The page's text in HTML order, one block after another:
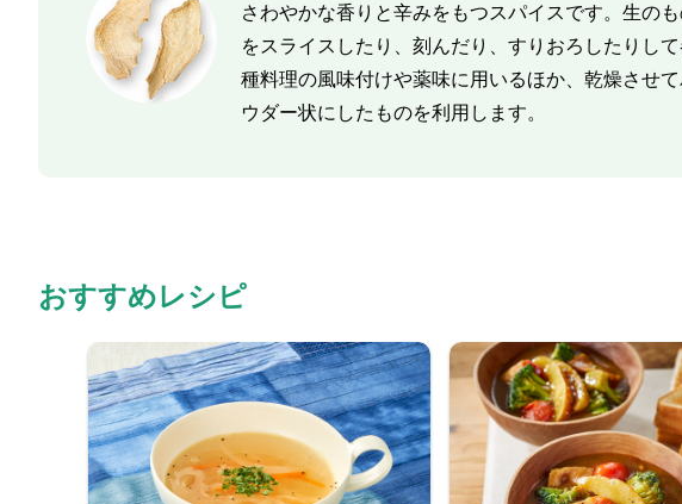
さわやかな香りと辛みをもつスパイスです。生の
をスライスしたり、刻んだり、すりおろしたりして
種料理の風味付けや薬味に用いるほか、乾燥させ
ウダー状にしたものを利用します。
おすすめレシピ